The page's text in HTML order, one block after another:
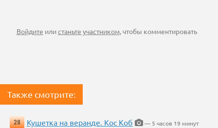
Войдите илистаньте участником, чтобы комментировать
Также смотрите:
28 Кушетка на веранде. Кос Коб
— 5 часов 19 минут